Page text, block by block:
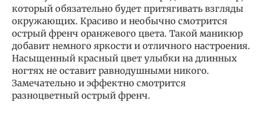
который обязательно будет притягивать взгляды
окружающих. Красиво и необычно смотрится
острый френч оранжевого цвета. Такой маникюр
добавит немного яркости и отличного настроения.
Насыщенный красный цвет улыбки на длинных
ногтях не оставит равнодушными никого.
Замечательно и эффектно смотрится
разноцветный острый френч.